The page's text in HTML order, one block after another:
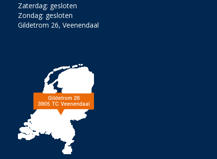
Zaterdag: gesloten
Zondag: gesloten
Gildetrom 26, Veenendaal